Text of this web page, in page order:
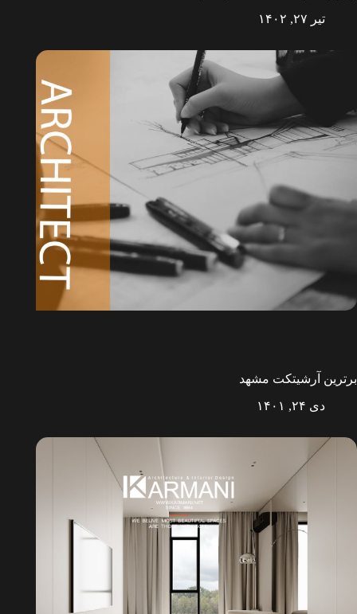
تیر ۲۷, ۱۴۰۲
برترین آرشیتکت مشهد
دی ۲۴, ۱۴۰۱